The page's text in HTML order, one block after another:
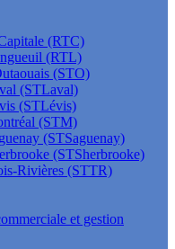
(RTC)
(RTL)
(STO)
(STLaval)
(STLévis)
(STM)
(STSaguenay)
(STSherbrooke)
Rivières (STTR)
et gestion